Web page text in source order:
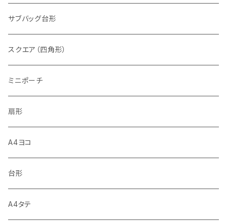
サブバッグ台形
スクエア（四角形）
ミニポーチ
扇形
A4ヨコ
台形
A4タテ